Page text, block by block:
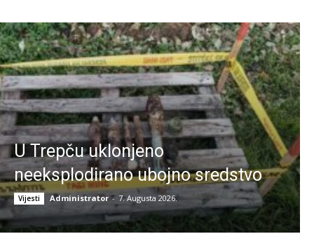
U Trepču uklonjeno
neeksplodirano ubojno sredstvo
Vijesti Administrator - 7. Augusta 2026.